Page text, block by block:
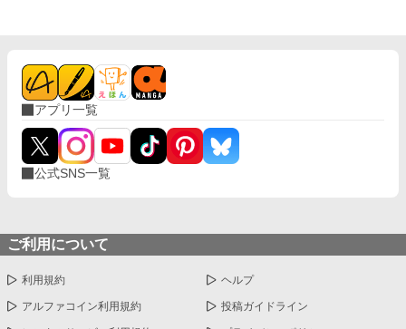
を迎える。 学園の卒業と共に、リュシエルは本格的に王宮へと入
り、間も無く婚姻がなされる予定だった。 卒業の式典が終わり、
学生たちが初めて迎える公式な社交の場、卒業生やその親族達が
集う中、リュシエルは誰にもエスコートされることなく、一人ポ
ツンと彼等と対峙していた。 「リュシエル、其方との婚約解消を
陛下も公爵家も、既に了承済みだ。」 ランスロットの言葉に、こ
れまで一度も毅然とした態度を崩すことのなかったリュシエル
で、矛盾とか色々スルーして頂けるとありがたいです
アプリ一覧
公式SNS一覧
ご利用について
利用規約 ヘルプ
アルファコイン利用規約 投稿ガイドライン